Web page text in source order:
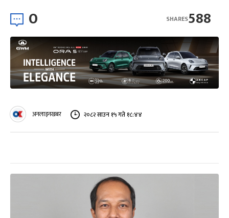
0 588
SHARES
अनलाइनखबर २०८२ साउन १५ गते १८:४४